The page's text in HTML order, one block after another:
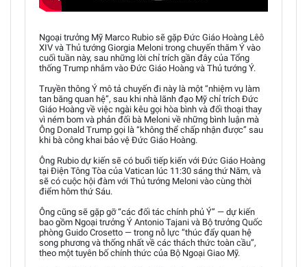
Ngoại trưởng Mỹ Marco Rubio sẽ gặp Đức Giáo Hoàng Lêô
XIV và Thủ tướng Giorgia Meloni trong chuyến thăm Ý vào
cuối tuần này, sau những lời chỉ trích gần đây của Tổng
thống Trump nhắm vào Đức Giáo Hoàng và Thủ tướng Ý.
Truyền thông Ý mô tả chuyến đi này là một “nhiệm vụ làm
tan băng quan hệ”, sau khi nhà lãnh đạo Mỹ chỉ trích Đức
Giáo Hoàng về việc ngài kêu gọi hòa bình và đối thoại thay
vì ném bom và phản đối bà Meloni về những bình luận mà
Ông Donald Trump gọi là “không thể chấp nhận được” sau
khi bà công khai bảo vệ Đức Giáo Hoàng.
Ông Rubio dự kiến sẽ có buổi tiếp kiến với Đức Giáo Hoàng
tại Điện Tông Tòa của Vatican lúc 11:30 sáng thứ Năm, và
sẽ có cuộc hội đàm với Thủ tướng Meloni vào cùng thời
điểm hôm thứ Sáu.
Ông cũng sẽ gặp gỡ “các đối tác chính phủ Ý” — dự kiến
bao gồm Ngoại trưởng Ý Antonio Tajani và Bộ trưởng Quốc
phòng Guido Crosetto — trong nỗ lực “thúc đẩy quan hệ
song phương và thống nhất về các thách thức toàn cầu”,
theo một tuyên bố chính thức của Bộ Ngoại Giao Mỹ.